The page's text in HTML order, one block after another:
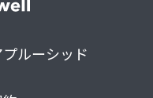
ルーシッド